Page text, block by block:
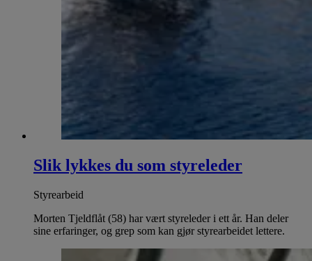
Slik lykkes du som styreleder
Styrearbeid
Morten Tjeldflåt (58) har vært styreleder i ett år. Han deler
sine erfaringer, og grep som kan gjør styrearbeidet lettere.